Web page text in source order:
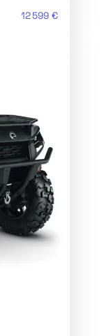
12 599 €